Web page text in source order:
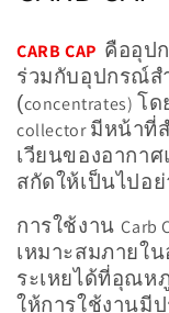
ล
เ
ล
ก
ชั
น
CARB CAP คืออุป
ร่วมกับอุปกรณ์ส
(concentrates) โด
collectorมีหน้าที่
เวียนของอากา
สกัดให้เป็นไปอ
การใช้งานCarb
เหมาะสมภายใ
ระเหยได้ที่อุณห
ให้การใช้งานมี